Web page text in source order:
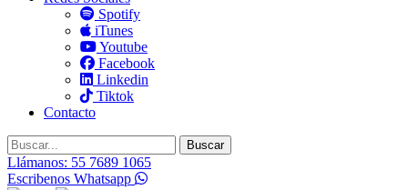
Spotify
iTunes
Youtube
Facebook
Linkedin
Tiktok
Contacto
Buscar
Llámanos: 55 7689 1065
Escribenos Whatsapp